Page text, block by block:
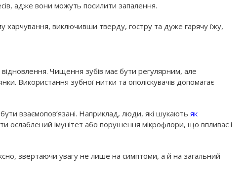
адже вони можуть посилити запалення.
виключивши тверду, гостру та дуже гарячу їжу,
відновлення. Чищення зубів має бути регулярним, але
Використання зубної нитки та ополіскувачів допомагає
взаємопов’язані. Наприклад, люди, які шукають як
ослаблений імунітет або порушення мікрофлори, що впливає і
звертаючи увагу не лише на симптоми, а й на загальний